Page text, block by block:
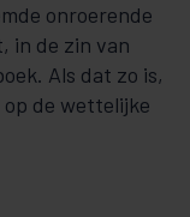
onroerende
in de zin van
Als dat zo is,
op de wettelijke